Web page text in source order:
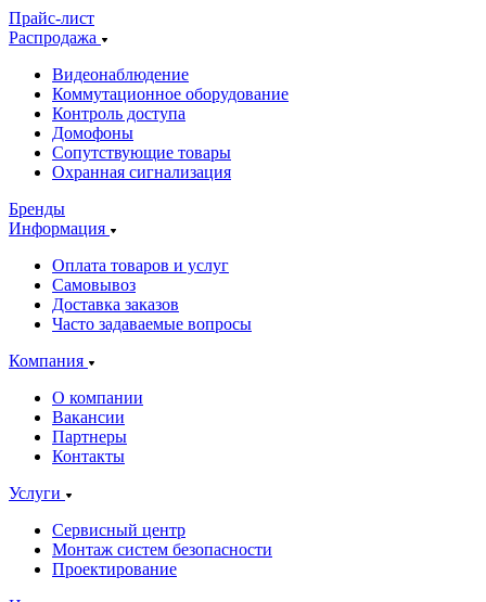
Прайс-лист
Распродажа
Видеонаблюдение
Коммутационное оборудование
Контроль доступа
Домофоны
Сопутствующие товары
Охранная сигнализация
Бренды
Информация
Оплата товаров и услуг
Самовывоз
Доставка заказов
Часто задаваемые вопросы
Компания
О компании
Вакансии
Партнеры
Контакты
Услуги
Сервисный центр
Монтаж систем безопасности
Проектирование